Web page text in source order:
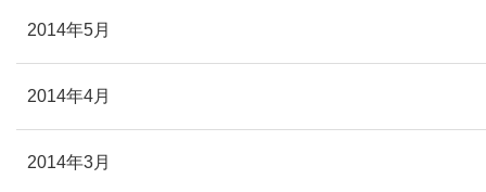
2014年5月
2014年4月
2014年3月